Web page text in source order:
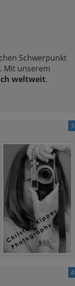
Schwerpunkt
Mit unserem
weltweit.
3
4